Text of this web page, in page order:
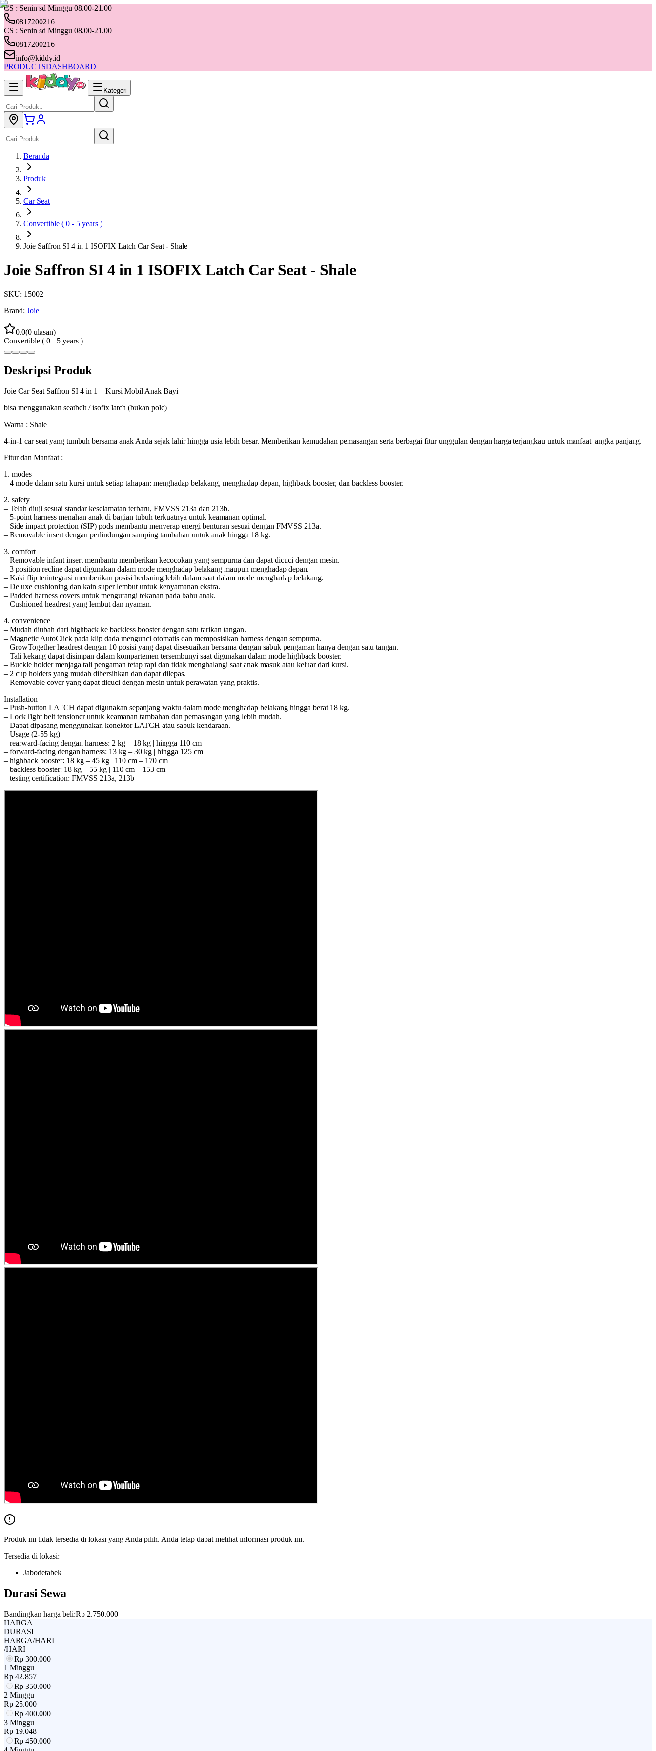
CS : Senin sd Minggu 08.00-21.00
0817200216
CS : Senin sd Minggu 08.00-21.00
0817200216
info@kiddy.id
PRODUCTSDASHBOARD
Kategori
Beranda
Produk
Car Seat
Convertible ( 0 - 5 years )
Joie Saffron SI 4 in 1 ISOFIX Latch Car Seat - Shale
Joie Saffron SI 4 in 1 ISOFIX Latch Car Seat - Shale
SKU: 15002
Brand: Joie
0.0(0 ulasan)
Convertible ( 0 - 5 years )
Deskripsi Produk
Joie Car Seat Saffron SI 4 in 1 – Kursi Mobil Anak Bayi
bisa menggunakan seatbelt / isofix latch (bukan pole)
Warna : Shale
4-in-1 car seat yang tumbuh bersama anak Anda sejak lahir hingga usia lebih besar. Memberikan kemudahan pemasangan serta berbagai fitur unggulan dengan harga terjangkau untuk manfaat jangka panjang.
Fitur dan Manfaat :
1. modes
– 4 mode dalam satu kursi untuk setiap tahapan: menghadap belakang, menghadap depan, highback booster, dan backless booster.
2. safety
– Telah diuji sesuai standar keselamatan terbaru, FMVSS 213a dan 213b.
– 5-point harness menahan anak di bagian tubuh terkuatnya untuk keamanan optimal.
– Side impact protection (SIP) pods membantu menyerap energi benturan sesuai dengan FMVSS 213a.
– Removable insert dengan perlindungan samping tambahan untuk anak hingga 18 kg.
3. comfort
– Removable infant insert membantu memberikan kecocokan yang sempurna dan dapat dicuci dengan mesin.
– 3 position recline dapat digunakan dalam mode menghadap belakang maupun menghadap depan.
– Kaki flip terintegrasi memberikan posisi berbaring lebih dalam saat dalam mode menghadap belakang.
– Deluxe cushioning dan kain super lembut untuk kenyamanan ekstra.
– Padded harness covers untuk mengurangi tekanan pada bahu anak.
– Cushioned headrest yang lembut dan nyaman.
4. convenience
– Mudah diubah dari highback ke backless booster dengan satu tarikan tangan.
– Magnetic AutoClick pada klip dada mengunci otomatis dan memposisikan harness dengan sempurna.
– GrowTogether headrest dengan 10 posisi yang dapat disesuaikan bersama dengan sabuk pengaman hanya dengan satu tangan.
– Tali kekang dapat disimpan dalam kompartemen tersembunyi saat digunakan dalam mode highback booster.
– Buckle holder menjaga tali pengaman tetap rapi dan tidak menghalangi saat anak masuk atau keluar dari kursi.
– 2 cup holders yang mudah dibersihkan dan dapat dilepas.
– Removable cover yang dapat dicuci dengan mesin untuk perawatan yang praktis.
Installation
– Push-button LATCH dapat digunakan sepanjang waktu dalam mode menghadap belakang hingga berat 18 kg.
– LockTight belt tensioner untuk keamanan tambahan dan pemasangan yang lebih mudah.
– Dapat dipasang menggunakan konektor LATCH atau sabuk kendaraan.
– Usage (2-55 kg)
– rearward-facing dengan harness: 2 kg – 18 kg | hingga 110 cm
– forward-facing dengan harness: 13 kg – 30 kg | hingga 125 cm
– highback booster: 18 kg – 45 kg | 110 cm – 170 cm
– backless booster: 18 kg – 55 kg | 110 cm – 153 cm
– testing certification: FMVSS 213a, 213b
Produk ini tidak tersedia di lokasi yang Anda pilih. Anda tetap dapat melihat informasi produk ini.
Tersedia di lokasi:
Jabodetabek
Durasi Sewa
Bandingkan harga beli:Rp 2.750.000
HARGA
DURASI
HARGA/HARI
/HARI
Rp 300.000
1 Minggu
Rp 42.857
Rp 350.000
2 Minggu
Rp 25.000
Rp 400.000
3 Minggu
Rp 19.048
Rp 450.000